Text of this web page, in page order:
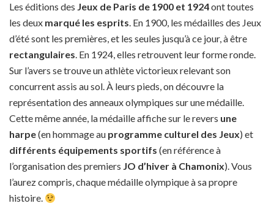
Les éditions des Jeux de Paris de 1900 et 1924ont toutes
les deux marqué les esprits. En 1900, les médailles des Jeux
d’été sont les premières, et les seules jusqu’à ce jour, à être
rectangulaires. En 1924, elles retrouvent leur forme ronde.
Sur l’avers se trouve un athlète victorieux relevant son
concurrent assis au sol. À leurs pieds, on découvre la
représentation des anneaux olympiques sur une médaille.
Cette même année, la médaille affiche sur le revers une
harpe(en hommage au programme culturel des Jeux) et
différents équipements sportifs (en référence à
l’organisation des premiers JO d’hiver à Chamonix). Vous
l’aurez compris, chaque médaille olympique à sa propre
histoire.